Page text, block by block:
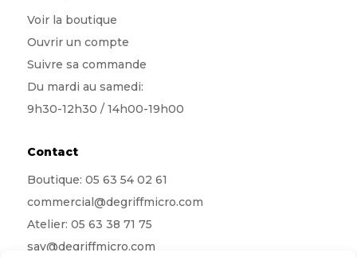
Voir la boutique
Ouvrir un compte
Suivre sa commande
Du mardi au samedi:
9h30-12h30 / 14h00-19h00
Contact
Boutique: 05 63 54 02 61
commercial@degriffmicro.com
Atelier: 05 63 38 71 75
sav@degriffmicro.com